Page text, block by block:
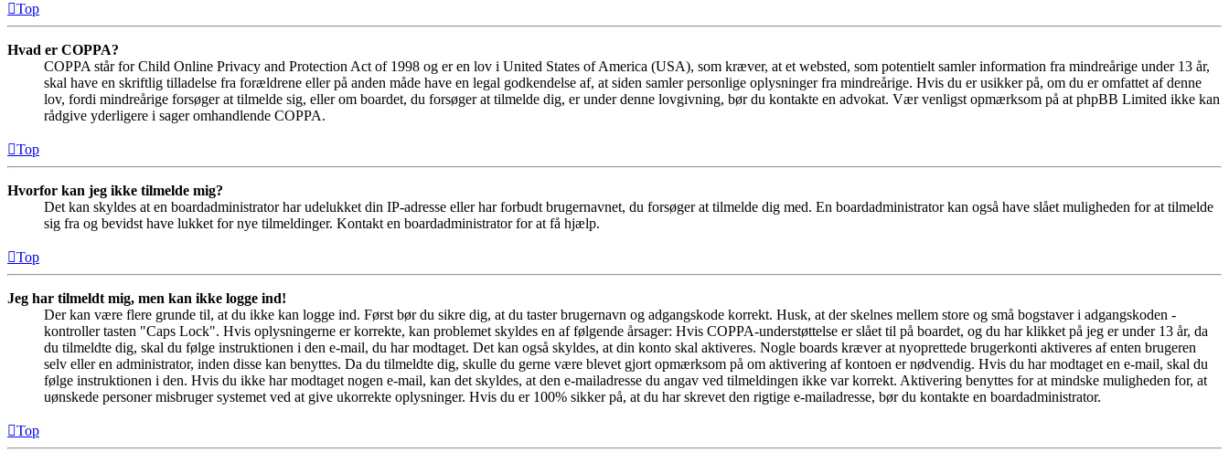
Top
Hvad er COPPA?
COPPA står for Child Online Privacy and Protection Act of 1998 og er en lov i United States of America (USA), som kræver, at et websted, som potentielt samler information fra mindreårige under 13 år,
skal have en skriftlig tilladelse fra forældrene eller på anden måde have en legal godkendelse af, at siden samler personlige oplysninger fra mindreårige. Hvis du er usikker på, om du er omfattet af denne
lov, fordi mindreårige forsøger at tilmelde sig, eller om boardet, du forsøger at tilmelde dig, er under denne lovgivning, bør du kontakte en advokat. Vær venligst opmærksom på at phpBB Limited ikke kan
rådgive yderligere i sager omhandlende COPPA.
Top
Hvorfor kan jeg ikke tilmelde mig?
Det kan skyldes at en boardadministrator har udelukket din IP-adresse eller har forbudt brugernavnet, du forsøger at tilmelde dig med. En boardadministrator kan også have slået muligheden for at tilmelde
sig fra og bevidst have lukket for nye tilmeldinger. Kontakt en boardadministrator for at få hjælp.
Top
Jeg har tilmeldt mig, men kan ikke logge ind!
Der kan være flere grunde til, at du ikke kan logge ind. Først bør du sikre dig, at du taster brugernavn og adgangskode korrekt. Husk, at der skelnes mellem store og små bogstaver i adgangskoden -
kontroller tasten "Caps Lock". Hvis oplysningerne er korrekte, kan problemet skyldes en af følgende årsager: Hvis COPPA-understøttelse er slået til på boardet, og du har klikket på jeg er under 13 år, da
du tilmeldte dig, skal du følge instruktionen i den e-mail, du har modtaget. Det kan også skyldes, at din konto skal aktiveres. Nogle boards kræver at nyoprettede brugerkonti aktiveres af enten brugeren
selv eller en administrator, inden disse kan benyttes. Da du tilmeldte dig, skulle du gerne være blevet gjort opmærksom på om aktivering af kontoen er nødvendig. Hvis du har modtaget en e-mail, skal du
følge instruktionen i den. Hvis du ikke har modtaget nogen e-mail, kan det skyldes, at den e-mailadresse du angav ved tilmeldingen ikke var korrekt. Aktivering benyttes for at mindske muligheden for, at
uønskede personer misbruger systemet ved at give ukorrekte oplysninger. Hvis du er 100% sikker på, at du har skrevet den rigtige e-mailadresse, bør du kontakte en boardadministrator.
Top